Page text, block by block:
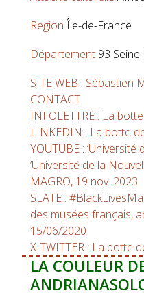
Region Île-de-France
Département 93
SITE WEB : Sébastien
CONTACT
INFOLETTRE : La
LINKEDIN : La botte
YOUTUBE :
’Université de la
MAGRO, 19 nov. 2023
SLATE :
des musées français,
15/06/2020
X-TWITTER : La botte
LA COULEUR